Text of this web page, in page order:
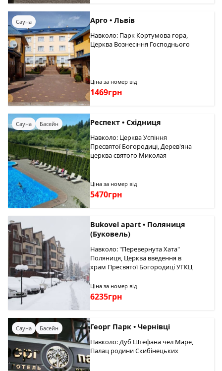
Сауна Арго • Львів
Навколо: Парк Кортумова гора,
Церква Вознесіння Господнього
Ціна за номер від
1469грн
Сауна Басейн Респект • Східниця
Навколо: Церква Успіння
Пресвятої Богородиці, Дерев'яна
церква святого Миколая
Ціна за номер від
5470грн
Bukovel apart • Поляниця
(Буковель)
Навколо: "Перевернута Хата"
Поляниця, Церква введення в
храм Пресвятої Богородиці УГКЦ
Ціна за номер від
6235грн
Сауна Басейн Георг Парк • Чернівці
Навколо: Дуб Штефана чел Маре,
Палац родини Скибінецьких